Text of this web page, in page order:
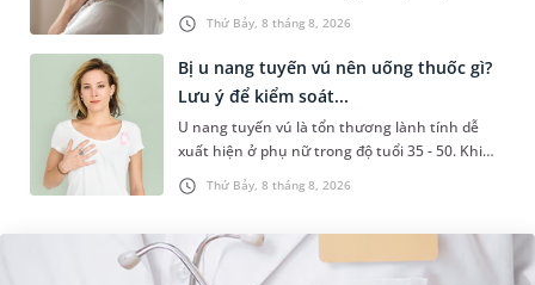
Thứ Bảy, 8 tháng 8, 2026
liên quan đến lao hạch hoặc ung thư. Để tìm
hiểu nguyên nhân gây viêm,...
Thứ Bảy, 8 tháng 8, 2026
Bị u nang tuyến vú nên uống thuốc gì?
Lưu ý để kiểm soát...
U nang tuyến vú là tổn thương lành tính dễ
xuất hiện ở phụ nữ trong độ tuổi 35 - 50. Khi
được chẩn đoán mắc bệnh, nhiều người
thường băn khoăn u nang tuyến v...